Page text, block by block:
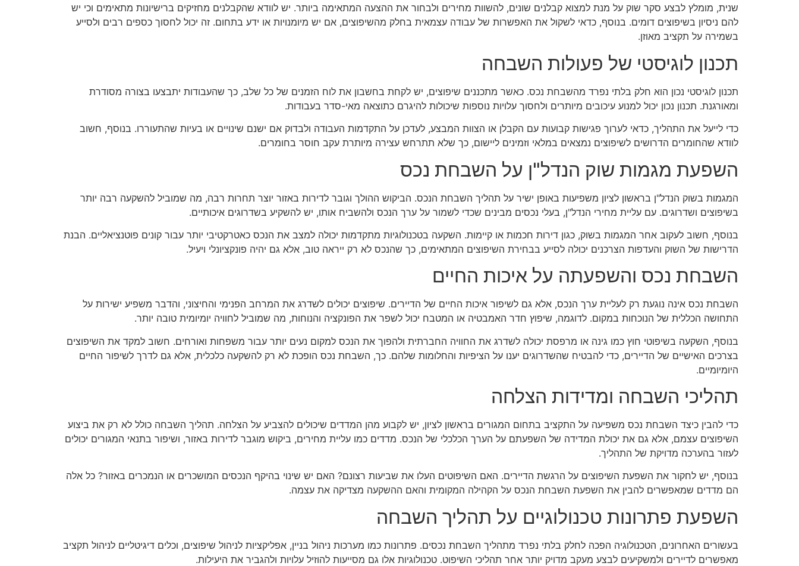
שנית, מומלץ לבצע סקר שוק על מנת למצוא קבלנים שונים, להשוות מחירים ולבחור את ההצעה המתאימה ביותר. יש לוודא שהקבלנים מחזיקים ברישיונות מתאימים וכי יש
להם ניסיון בשיפוצים דומים. בנוסף, כדאי לשקול את האפשרות של עבודה עצמאית בחלק מהשיפוצים, אם יש מיומנויות או ידע בתחום. זה יכול לחסוך כספים רבים ולסייע
בשמירה על תקציב מאוזן.
תכנון לוגיסטי של פעולות השבחה
תכנון לוגיסטי נכון הוא חלק בלתי נפרד מהשבחת נכס. כאשר מתכננים שיפוצים, יש לקחת בחשבון את לוח הזמנים של כל שלב, כך שהעבודות יתבצעו בצורה מסודרת
ומאורגנת. תכנון נכון יכול למנוע עיכובים מיותרים ולחסוך עלויות נוספות שיכולות להיגרם כתוצאה מאי-סדר בעבודות.
כדי לייעל את התהליך, כדאי לערוך פגישות קבועות עם הקבלן או הצוות המבצע, לעדכן על התקדמות העבודה ולבדוק אם ישנם שינויים או בעיות שהתעוררו. בנוסף, חשוב
לוודא שהחומרים הדרושים לשיפוצים נמצאים במלאי וזמינים ליישום, כך שלא תתרחש עצירה מיותרת עקב חוסר בחומרים.
השפעת מגמות שוק הנדל"ן על השבחת נכס
המגמות בשוק הנדל"ן בראשון לציון משפיעות באופן ישיר על תהליך השבחת הנכס. הביקוש ההולך וגובר לדירות באזור יוצר תחרות רבה, מה שמוביל להשקעה רבה יותר
בשיפוצים ושדרוגים. עם עליית מחירי הנדל"ן, בעלי נכסים מבינים שכדי לשמור על ערך הנכס ולהשביח אותו, יש להשקיע בשדרוגים איכותיים.
בנוסף, חשוב לעקוב אחר המגמות בשוק, כגון דירות חכמות או קיימות. השקעה בטכנולוגיות מתקדמות יכולה למצב את הנכס כאטרקטיבי יותר עבור קונים פוטנציאליים. הבנת
הדרישות של השוק והעדפות הצרכנים יכולה לסייע בבחירת השיפוצים המתאימים, כך שהנכס לא רק ייראה טוב, אלא גם יהיה פונקציונלי ויעיל.
השבחת נכס והשפעתה על איכות החיים
השבחת נכס אינה נוגעת רק לעליית ערך הנכס, אלא גם לשיפור איכות החיים של הדיירים. שיפוצים יכולים לשדרג את המרחב הפנימי והחיצוני, והדבר משפיע ישירות על
התחושה הכללית של הנוכחות במקום. לדוגמה, שיפוץ חדר האמבטיה או המטבח יכול לשפר את הפונקציה והנוחות, מה שמוביל לחוויה יומיומית טובה יותר.
בנוסף, השקעה בשיפוטי חוץ כמו גינה או מרפסת יכולה לשדרג את החוויה החברתית ולהפוך את הנכס למקום נעים יותר עבור משפחות ואורחים. חשוב למקד את השיפוצים
בצרכים האישיים של הדיירים, כדי להבטיח שהשדרוגים יענו על הציפיות והחלומות שלהם. כך, השבחת נכס הופכת לא רק להשקעה כלכלית, אלא גם לדרך לשיפור החיים
היומיומיים.
תהליכי השבחה ומדידות הצלחה
כדי להבין כיצד השבחת נכס משפיעה על התקציב בתחום המגורים בראשון לציון, יש לקבוע מהן המדדים שיכולים להצביע על הצלחה. תהליך השבחה כולל לא רק את ביצוע
השיפוצים עצמם, אלא גם את יכולת המדידה של השפעתם על הערך הכלכלי של הנכס. מדדים כמו עליית מחירים, ביקוש מוגבר לדירות באזור, ושיפור בתנאי המגורים יכולים
לעזור בהערכה מדויקת של התהליך.
בנוסף, יש לחקור את השפעת השיפוצים על הרגשת הדיירים. האם השיפוטים העלו את שביעות רצונם? האם יש שינוי בהיקף הנכסים המושכרים או הנמכרים באזור? כל אלה
הם מדדים שמאפשרים להבין את השפעת השבחת הנכס על הקהילה המקומית והאם ההשקעה מצדיקה את עצמה.
השפעת פתרונות טכנולוגיים על תהליך השבחה
בעשורים האחרונים, הטכנולוגיה הפכה לחלק בלתי נפרד מתהליך השבחת נכסים. פתרונות כמו מערכות ניהול בניין, אפליקציות לניהול שיפוצים, וכלים דיגיטליים לניהול תקציב
מאפשרים לדיירים ולמשקיעים לבצע מעקב מדויק יותר אחר תהליכי השיפוט. טכנולוגיות אלו גם מסייעות להוזיל עלויות ולהגביר את היעילות.